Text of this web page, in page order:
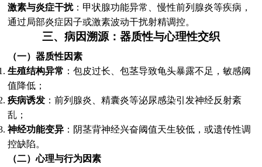
激素与炎症干扰：甲状腺功能异常、慢性前列腺炎等疾病，
通过局部炎症因子或激素波动干扰射精调控。
三、病因溯源：器质性与心理性交织
（一）器质性因素
生殖结构异常 ：包皮过长、包茎导致龟头暴露不足，敏感阈
值降低；
疾病诱发 ：前列腺炎、精囊炎等泌尿感染引发神经反射紊
乱；
神经功能变异 ：阴茎背神经兴奋阈值天生较低，或遗传性调
控缺陷。
（二）心理与行为因素